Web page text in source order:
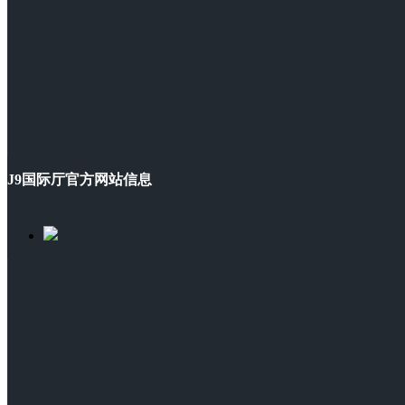
J9国际厅官方网站信息